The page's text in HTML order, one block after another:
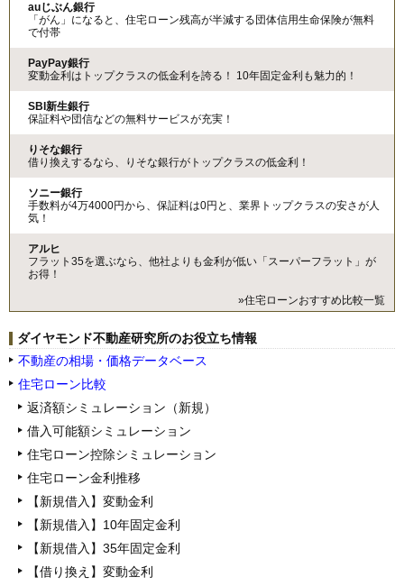
auじぶん銀行
「がん」になると、住宅ローン残高が半減する団体信用生命保険が無料
で付帯
PayPay銀行
変動金利はトップクラスの低金利を誇る！ 10年固定金利も魅力的！
SBI新生銀行
保証料や団信などの無料サービスが充実！
りそな銀行
借り換えするなら、りそな銀行がトップクラスの低金利！
ソニー銀行
手数料が4万4000円から、保証料は0円と、業界トップクラスの安さが人
気！
アルヒ
フラット35を選ぶなら、他社よりも金利が低い「スーパーフラット」が
お得！
»住宅ローンおすすめ比較一覧
ダイヤモンド不動産研究所のお役立ち情報
不動産の相場・価格データベース
住宅ローン比較
返済額シミュレーション（新規）
借入可能額シミュレーション
住宅ローン控除シミュレーション
住宅ローン金利推移
【新規借入】変動金利
【新規借入】10年固定金利
【新規借入】35年固定金利
【借り換え】変動金利